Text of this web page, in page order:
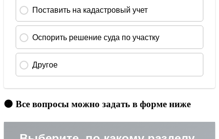
🟠 Все вопросы можно задать в форме ниже